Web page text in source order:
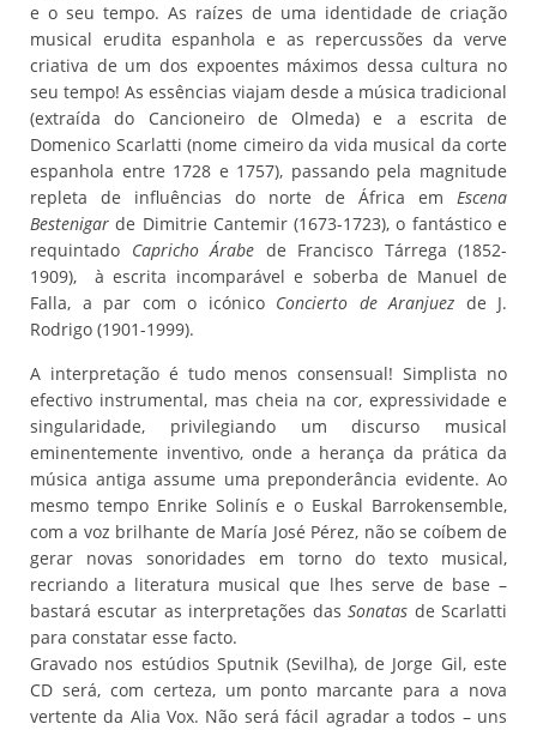
e o seu tempo. As raízes de uma identidade de criação
musical erudita espanhola e as repercussões da verve
criativa de um dos expoentes máximos dessa cultura no
seu tempo! As essências viajam desde a música tradicional
(extraída do Cancioneiro de Olmeda) e a escrita de
Domenico Scarlatti (nome cimeiro da vida musical da corte
espanhola entre 1728 e 1757), passando pela magnitude
repleta de influências do norte de África em Escena
Bestenigar de Dimitrie Cantemir (1673-1723), o fantástico e
requintado Capricho Árabe de Francisco Tárrega (1852-
1909), à escrita incomparável e soberba de Manuel de
Falla, a par com o icónico Concierto de Aranjuez de J.
Rodrigo (1901-1999).
A interpretação é tudo menos consensual! Simplista no
efectivo instrumental, mas cheia na cor, expressividade e
singularidade, privilegiando um discurso musical
eminentemente inventivo, onde a herança da prática da
música antiga assume uma preponderância evidente. Ao
mesmo tempo Enrike Solinís e o Euskal Barrokensemble,
com a voz brilhante de María José Pérez, não se coíbem de
gerar novas sonoridades em torno do texto musical,
recriando a literatura musical que lhes serve de base –
bastará escutar as interpretações dasSonatas de Scarlatti
para constatar esse facto.
Gravado nos estúdios Sputnik (Sevilha), de Jorge Gil, este
CD será, com certeza, um ponto marcante para a nova
vertente da Alia Vox. Não será fácil agradar a todos – uns